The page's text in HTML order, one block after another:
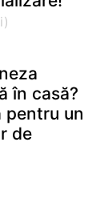
în casă?
pentru un
de